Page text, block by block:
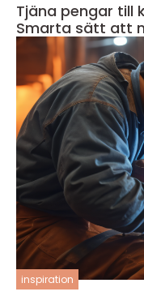
Tjäna pengar till
Smarta sätt att
inspiration